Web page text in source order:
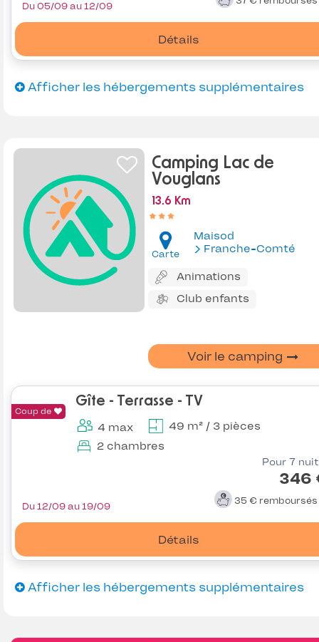
Détails
Du 05/09 au 12/09
Afficher les hébergements supplémentaires
Camping Lac de
Vouglans
13.6 Km
Carte
Maisod
Franche-Comté
Animations
Club enfants
Voir le camping
Coup de
Gîte - Terrasse - TV
4 max
49 m² / 3 pièces
2 chambres
Pour 7
346
35 € remboursés
Détails
Du 12/09 au 19/09
Afficher les hébergements supplémentaires